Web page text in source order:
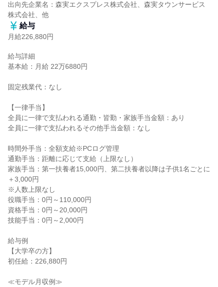
出向先企業名：森実エクスプレス株式会社、森実タウンサービス
株式会社、他
給与
月給226,880円
給与詳細
基本給：月給 22万6880円
固定残業代：なし
【一律手当】
全員に一律で支払われる通勤・皆勤・家族手当金額：あり
全員に一律で支払われるその他手当金額：なし
時間外手当：全額支給※PCログ管理
通勤手当：距離に応じて支給（上限なし）
家族手当：第一扶養者15,000円、第二扶養者以降は子供1名ごとに
＋3,000円
※人数上限なし
役職手当：0円～110,000円
資格手当：0円～20,000円
技能手当：0円～2,000円
給与例
【大学卒の方】
初任給：226,880円
≪モデル月収例≫